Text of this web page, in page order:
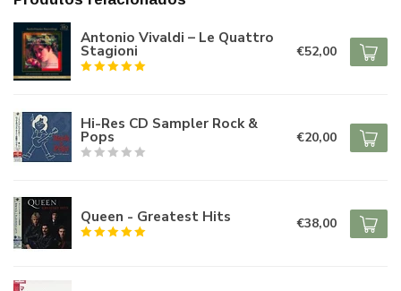
Antonio Vivaldi – Le Quattro
Stagioni €52,00
Hi-Res CD Sampler Rock &
Pops €20,00
Queen - Greatest Hits €38,00